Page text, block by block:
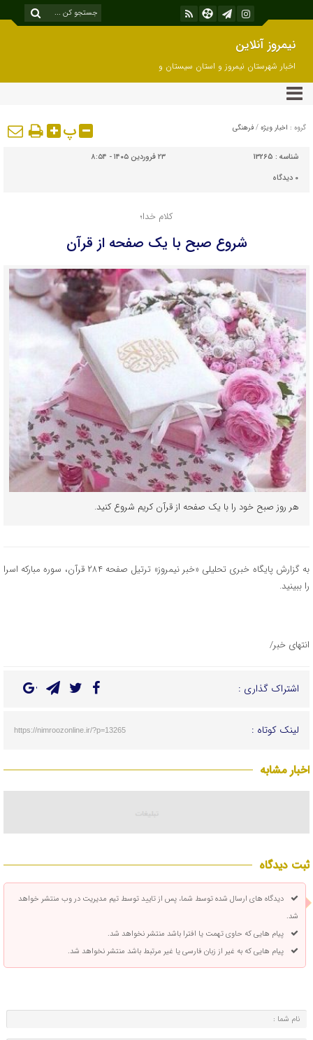
نیمروز آنلاین
اخبار شهرستان نیمروز و استان سیستان و
بلوچستان
گروه : اخبار ویژه / فرهنگی پ
شناسه : 13265
۲۳ فروردین ۱۴۰۵ - ۸:۵۴
۰ دیدگاه
کلام خدا؛
شروع صبح با یک صفحه از قرآن
هر روز صبح خود را با یک صفحه از قرآن کریم شروع کنید.
به گزارش پایگاه خبری تحلیلی «خبر نیمروز» ترتیل صفحه ۲۸۴ قرآن، سوره مبارکه اسرا
را ببینید.
انتهای خبر/
اشتراک گذاری :
لینک کوتاه : https://nimroozonline.ir/?p=13265
اخبار مشابه
ثبت دیدگاه
دیدگاه های ارسال شده توسط شما، پس از تایید توسط تیم مدیریت در وب منتشر خواهد
شد.
پیام هایی که حاوی تهمت یا افترا باشد منتشر نخواهد شد.
پیام هایی که به غیر از زبان فارسی یا غیر مرتبط باشد منتشر نخواهد شد.